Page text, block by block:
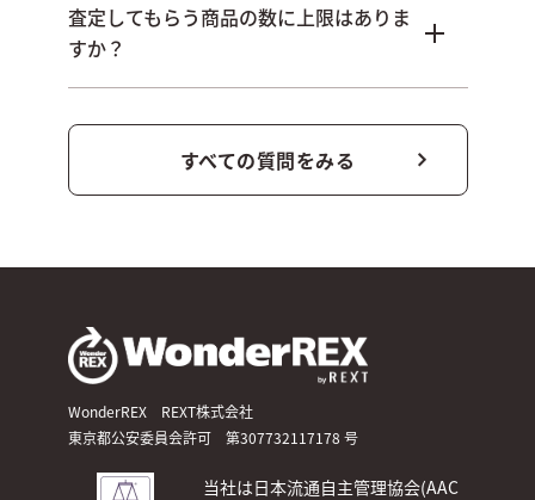
査定してもらう商品の数に上限はありま
すか？
すべての質問をみる
WonderREX REXT株式会社
東京都公安委員会許可 第307732117178 号
当社は日本流通自主管理協会(AAC